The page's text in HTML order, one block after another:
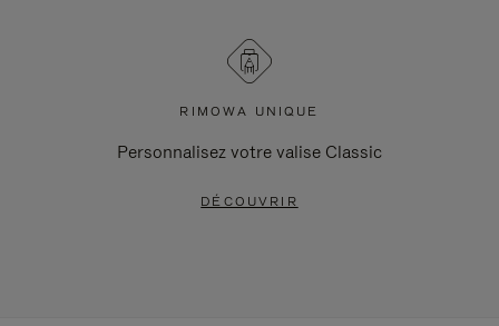
RIMOWA UNIQUE
Personnalisez votre valise Classic
DÉCOUVRIR